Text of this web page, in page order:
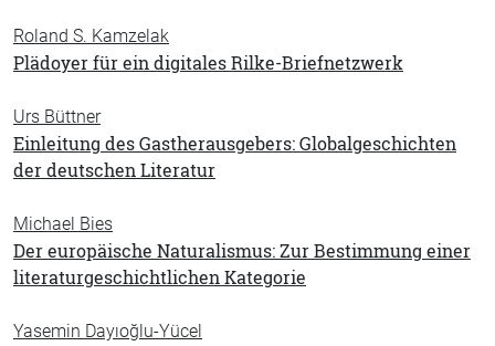
Roland S. Kamzelak
Plädoyer für ein digitales Rilke-Briefnetzwerk
Urs Büttner
Einleitung des Gastherausgebers: Globalgeschichten
der deutschen Literatur
Michael Bies
Der europäische Naturalismus: Zur Bestimmung einer
literaturgeschichtlichen Kategorie
Yasemin Dayıoğlu-Yücel